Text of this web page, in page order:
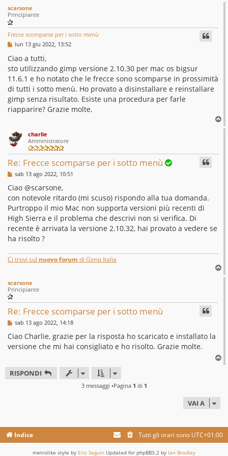
s
s
v
scarsone
Principiante
Frecce scomparse per i sotto menù
M
s
s
a
g
g
i
o
lun 13 giu 2022, 13:52
Ciao a tutti,
sto utilizzando gimp versione 2.10.30 per mac os bigsur
11.6.1 e ho notato che le frecce sono scomparse in prossimità
di tutti i sotto menù. Ho provato a disinstallare e reinstallare
gimp senza risultato. Esiste una procedura per farle
riapparire? Grazie molte.
o
charlie
Amministratore
Re: Frecce scomparse per i sotto menù
M
s
s
a
g
g
i
o
sab 13 ago 2022, 10:51
Ciao @scarsone,
con notevole ritardo (mi scuso) rispondo alla tua domanda.
Purtroppo il mio Mac non supporta versioni più recenti di
High Sierra e il problema che descrivi non si verifica. Di
recente è arrivata la versione 2.10.32, hai provato a vedere se
ha risolto ?
Ci trovi sul nuovo forum di Gimp Italia
o
scarsone
Principiante
Re: Frecce scomparse per i sotto menù
M
s
s
a
i
o
sab 13 ago 2022, 14:18
Ciao Charlie, grazie per la risposta ho scaricato e installato la
versione che mi hai consigliato e ho risolto. Grazie molte.
o
RISPONDI
3 messaggi •Pagina 1 di 1
VAI A
Indice Tutti gli orari sono UTC+01:00
metrolike style by Eric Seguin Updated for phpBB3.2 by Ian Bradley